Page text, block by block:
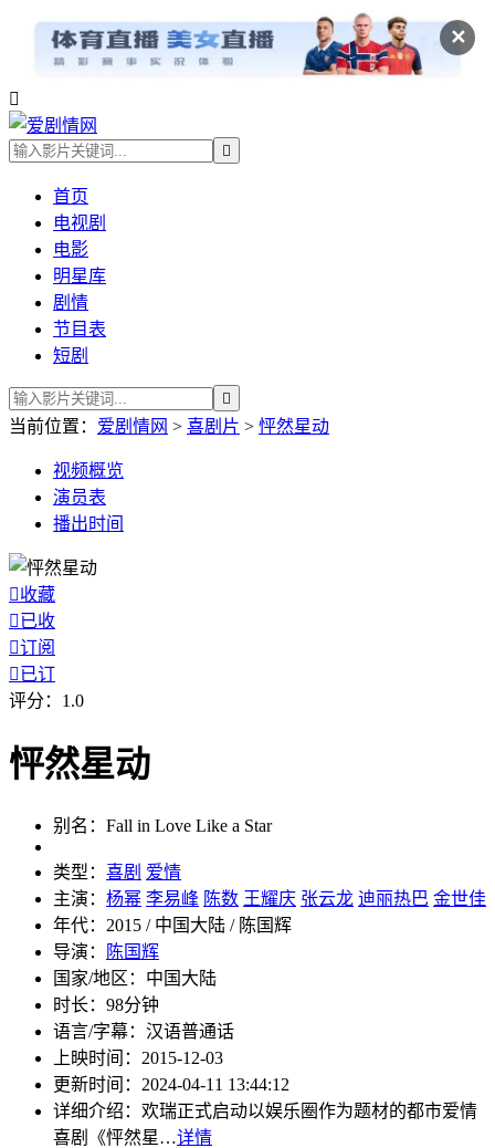
✕


首页
电视剧
电影
明星库
剧情
节目表
短剧

当前位置： 爱剧情网 > 喜剧片 > 怦然星动
视频概览
演员表
播出时间
收藏
已收
订阅
已订
评分： 1.0
怦然星动
别名： Fall in Love Like a Star
类型： 喜剧 爱情
主演： 杨幂 李易峰 陈数 王耀庆 张云龙 迪丽热巴 金世佳
年代： 2015 / 中国大陆 / 陈国辉
导演：
陈国辉
国家/地区： 中国大陆
时长： 98分钟
语言/字幕： 汉语普通话
上映时间： 2015-12-03
更新时间： 2024-04-11 13:44:12
详细介绍： 欢瑞正式启动以娱乐圈作为题材的都市爱情
喜剧《怦然星…详情